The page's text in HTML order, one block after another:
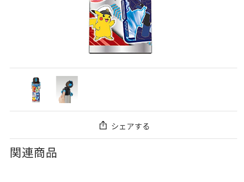
シェアする
関連商品